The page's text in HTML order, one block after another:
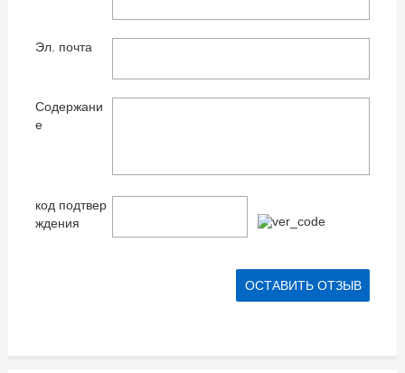
Эл. почта
Содержани
е
код подтвер
ждения